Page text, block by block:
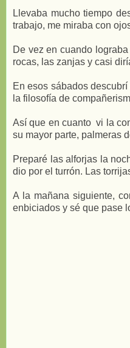
Llevaba mucho tiempo
trabajo, me miraba con
De vez en cuando
rocas, las zanjas y casi
En esos sábados
la filosofía de
Así que en cuanto vi la
su mayor parte, palmeras
Preparé las alforjas la
dio por el turrón. Las
A la mañana siguiente,
enbiciados y sé que pase